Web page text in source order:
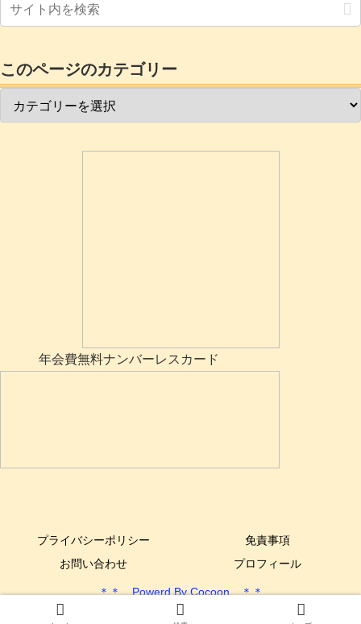
このページのカテゴリー
年会費無料ナンバーレスカード
プライバシーポリシー
免責事項
お問い合わせ
プロフィール
＊＊ Powerd By Cocoon ＊＊
Copyright © 2017-2025 できるYone DIY All Rights Reserved.